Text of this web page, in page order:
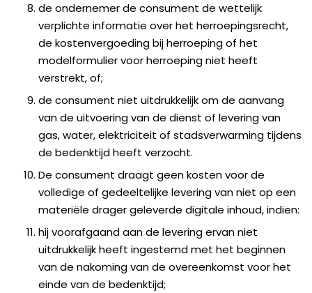
de ondernemer de consument de wettelijk
verplichte informatie over het herroepingsrecht,
de kostenvergoeding bij herroeping of het
modelformulier voor herroeping niet heeft
verstrekt, of;
de consument niet uitdrukkelijk om de aanvang
van de uitvoering van de dienst of levering van
gas, water, elektriciteit of stadsverwarming tijdens
de bedenktijd heeft verzocht.
De consument draagt geen kosten voor de
volledige of gedeeltelijke levering van niet op een
materiële drager geleverde digitale inhoud, indien:
hij voorafgaand aan de levering ervan niet
uitdrukkelijk heeft ingestemd met het beginnen
van de nakoming van de overeenkomst voor het
einde van de bedenktijd;